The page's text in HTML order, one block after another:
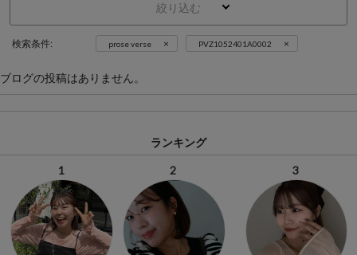
絞り込む
検索条件: prose verse × PVZ1052401A0002 ×
ブログの投稿はありません。
ランキング
1 2 3